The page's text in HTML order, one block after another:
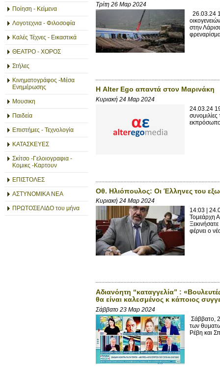
Ποίηση - Κείμενα
Λογοτεχνια - Φιλοσοφία
Καλές Τέχνες - Εικαστικά
ΘΕΑΤΡΟ - ΧΟΡΟΣ
Στήλες
Κινηματογράφος -Μέσα
Ενημέρωσης
Μουσικη
Παιδεία
Επιστήμες - Τεχνολογία
ΚΑΤΑΣΚΕΥΕΣ
Σκίτσο -Γελοιογραφια -
Κομικς -Καρτουν
ΕΠΙΣΤΟΛΕΣ
ΑΣΤΥΝΟΜΙΚΑ ΝΕΑ
ΠΡΩΤΟΣΕΛΙΔΟ του μήνα
Τρίτη 26 Μαρ 2024
26.03.24
στην
Η Alter Ego απαντά στον Μαρινάκη
Κυριακή 24 Μαρ 2024
24.03.24
Οθ. Ηλιόπουλος: Οι Έλληνες του
Κυριακή 24 Μαρ 2024
14:03 |
Τομεάρχη
φέρνει ο
Αδιανόητη “καταγγελία” :
θα είναι καλεσμένος κ κάποιος
Σάββατο 23 Μαρ 2024
Σάββατο,
των
Ρέβη και